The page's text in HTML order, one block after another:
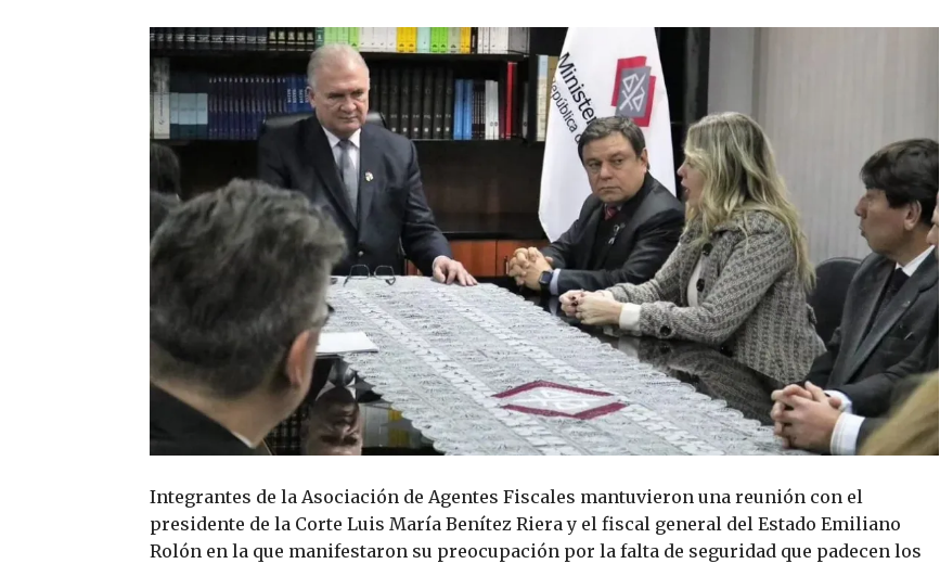
Integrantes de la Asociación de Agentes Fiscales mantuvieron una reunión con el
presidente de la Corte Luis María Benítez Riera y el fiscal general del Estado Emiliano
Rolón en la que manifestaron su preocupación por la falta de seguridad que padecen los